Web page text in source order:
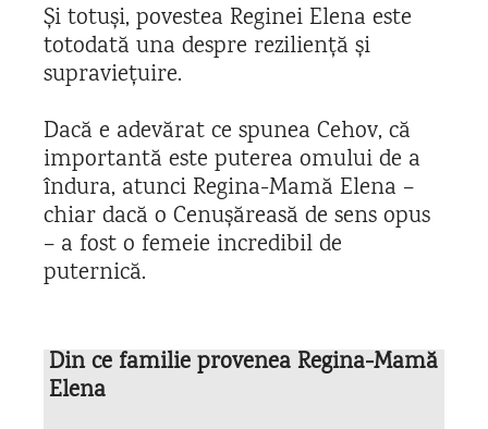
Și totuși, povestea Reginei Elena este
totodată una despre reziliență și
supraviețuire.
Dacă e adevărat ce spunea Cehov, că
importantă este puterea omului de a
îndura, atunci Regina-Mamă Elena –
chiar dacă o Cenușăreasă de sens opus
– a fost o femeie incredibil de
puternică.
Din ce familie provenea Regina-Mamă
Elena